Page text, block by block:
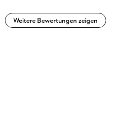
Flüsterwälder zu versteinern.
ist als einziger noch verschont
Weitere Bewertungen zeigen